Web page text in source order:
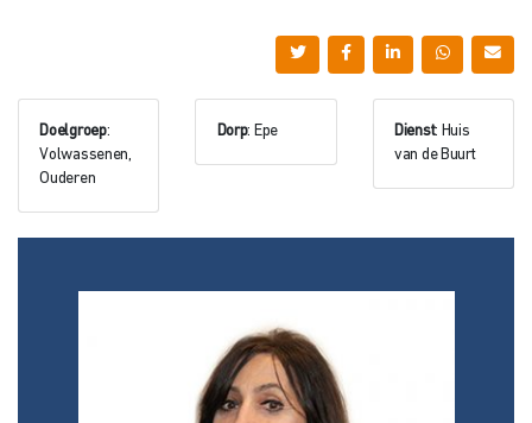
Doelgroep:
Volwassenen,
Ouderen
Dorp: Epe Dienst: Huis
van de Buurt